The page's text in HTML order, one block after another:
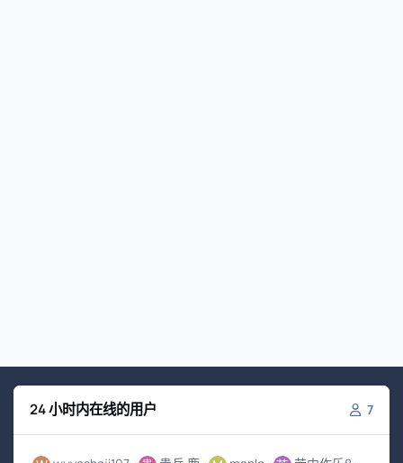
24 小时内在线的用户 7